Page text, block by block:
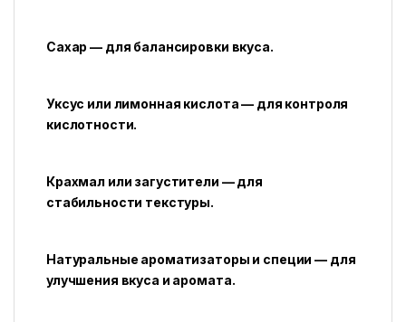
Сахар — для балансировки вкуса.
Уксус или лимонная кислота — для контроля
кислотности.
Крахмал или загустители — для
стабильности текстуры.
Натуральные ароматизаторы и специи — для
улучшения вкуса и аромата.